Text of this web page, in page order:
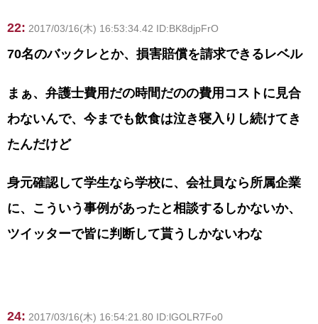
22: 2017/03/16(木) 16:53:34.42 ID:BK8djpFrO
70名のバックレとか、損害賠償を請求できるレベル
まぁ、弁護士費用だの時間だのの費用コストに見合
わないんで、今までも飲食は泣き寝入りし続けてき
たんだけど
身元確認して学生なら学校に、会社員なら所属企業
に、こういう事例があったと相談するしかないか、
ツイッターで皆に判断して貰うしかないわな
24: 2017/03/16(木) 16:54:21.80 ID:lGOLR7Fo0